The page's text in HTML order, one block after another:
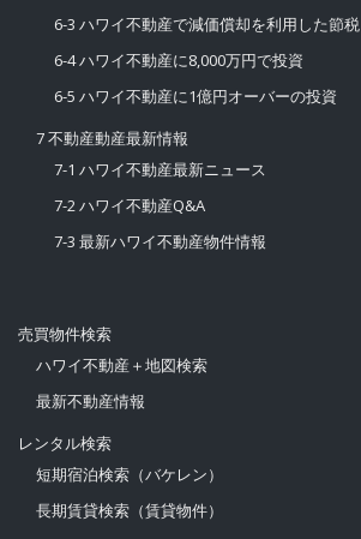
6-3 ハワイ不動産で減価償却を利用した節税
6-4 ハワイ不動産に8,000万円で投資
6-5 ハワイ不動産に1億円オーバーの投資
7 不動産動産最新情報
7-1 ハワイ不動産最新ニュース
7-2 ハワイ不動産Q&A
7-3 最新ハワイ不動産物件情報
売買物件検索
ハワイ不動産＋地図検索
最新不動産情報
レンタル検索
短期宿泊検索（バケレン）
長期賃貸検索（賃貸物件）